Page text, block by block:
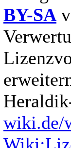
BY-SA
wiki.de/